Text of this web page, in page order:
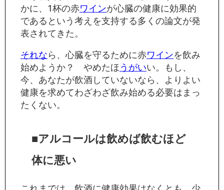
かに、1杯の赤ワインが心臓の健康に効果的
であるという考えを支持する多くの論文が発
表されてきた。
それなら、心臓を守るために赤ワインを飲み
始めようか？ やめたほ うがいい。もし、
今、あなたが飲酒していないなら、よりよい
健康を求めてわざわざ飲み始める必要はまっ
たくない。
■アルコールは飲めば飲むほど
体に悪い